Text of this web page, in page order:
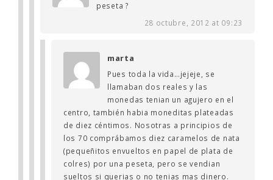
peseta ?
28 octubre, 2012 at 09:23
marta
Pues toda la vida…jejeje, se
llamaban dos reales y las
monedas tenian un agujero en el
centro, también habia moneditas plateadas
de diez céntimos. Nosotras a principios de
los 70 comprábamos diez caramelos de nata
(pequeñitos envueltos en papel de plata de
colres) por una peseta, pero se vendian
sueltos si querias o no tenias mas dinero.